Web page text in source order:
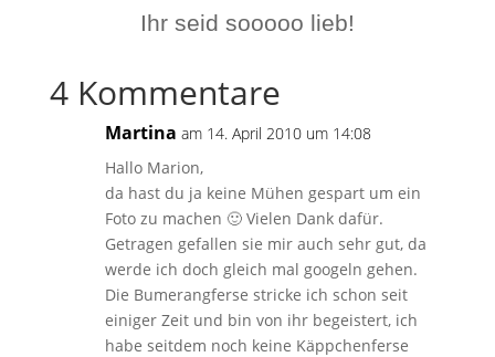
Ihr seid sooooo lieb!
4 Kommentare
Martina am 14. April 2010 um 14:08
Hallo Marion,
da hast du ja keine Mühen gespart um ein
Foto zu machen 🙂 Vielen Dank dafür.
Getragen gefallen sie mir auch sehr gut, da
werde ich doch gleich mal googeln gehen.
Die Bumerangferse stricke ich schon seit
einiger Zeit und bin von ihr begeistert, ich
habe seitdem noch keine Käppchenferse